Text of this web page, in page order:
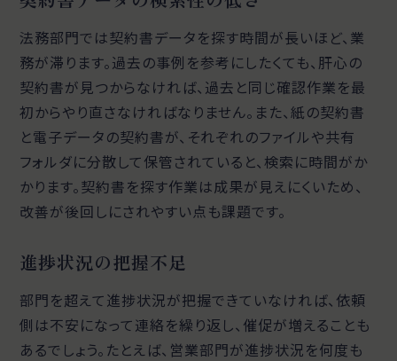
法務部門では契約書データを探す時間が長いほど、業
務が滞ります。過去の事例を参考にしたくても、肝心の
契約書が見つからなければ、過去と同じ確認作業を最
初からやり直さなければなりません。また、紙の契約書
と電子データの契約書が、それぞれのファイルや共有
フォルダに分散して保管されていると、検索に時間がか
かります。契約書を探す作業は成果が見えにくいため、
改善が後回しにされやすい点も課題です。
進捗状況の把握不足
部門を超えて進捗状況が把握できていなければ、依頼
側は不安になって連絡を繰り返し、催促が増えることも
あるでしょう。たとえば、営業部門が進捗状況を何度も